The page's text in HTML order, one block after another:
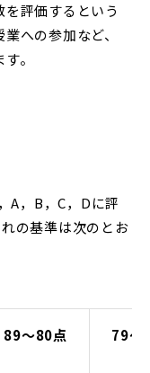
イト
評価するという
への参加など、
。
A，B，C，Dに評
の基準は次のとお
89～80点 79～